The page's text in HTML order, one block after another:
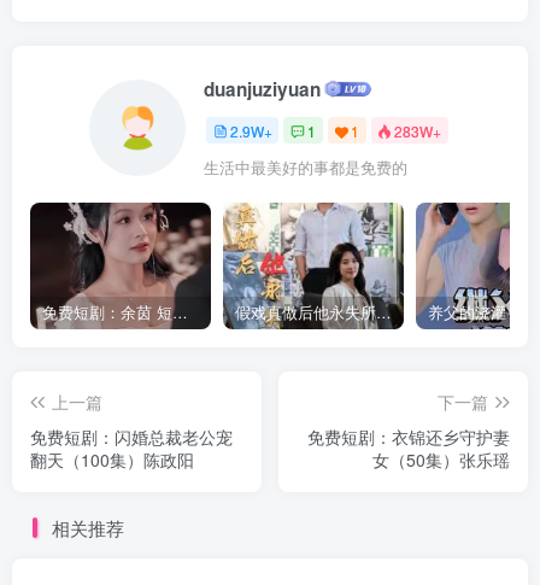
duanjuziyuan
2.9W+ 1 1 283W+
生活中最美好的事都是免费的
免费短剧：余茵 短剧 16部合集 假戏真做后他永失所爱（60集）程澄＆杨珞仟
上一篇
免费短剧：闪婚总裁老公宠
翻天（100集）陈政阳
下一篇
免费短剧：衣锦还乡守护妻
女（50集）张乐瑶
相关推荐